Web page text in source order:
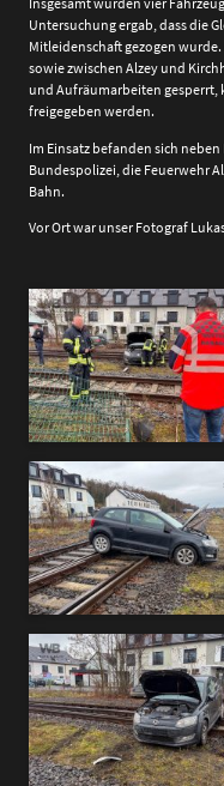
Untersuchung ergab, dass die
Mitleidenschaft gezogen
sowie zwischen Alzey und
und Aufräumarbeiten gesperrt,
freigegeben werden.
Im Einsatz befanden sich
Bundespolizei, die Feuerwehr
Bahn.
Vor Ort war unser Fotograf